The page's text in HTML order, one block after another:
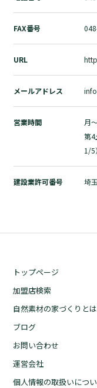
FAX番号
URL
メールアドレス
営業時間
月
第
1/5
建設業許可番号 埼
トップページ
加盟店検索
自然素材の家づくりと
ブログ
お問い合わせ
運営会社
個人情報の取扱いにつ